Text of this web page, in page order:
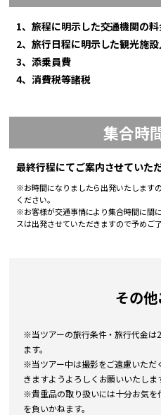
1、旅程に明示した交通機関の
2、旅行日程に明示した観光施
3、添乗員費
4、消費税等諸税
集合時
最終行程にてご案内させていた
※お時間になりましたら出発いたします
ください。
※お客様が交通事情により集合時間に間
スは出発させていただきますので予めご
その
※当ツアーの旅行条件・旅行代金は
ます。
※当ツアー中は撮影をご遠慮いただ
きますようよろしくお願いいたしま
※貴重品の取り扱いには十分お気を
を負いかねます。